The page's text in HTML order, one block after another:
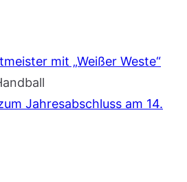
mit „Weißer Weste“
Jahresabschluss am 14.